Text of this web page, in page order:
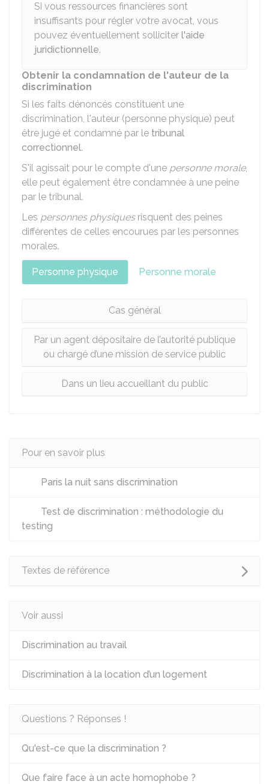
Si vous ressources financières sont
insuffisants pour régler votre avocat, vous
pouvez éventuellement solliciter l'aide
juridictionnelle.
Obtenir la condamnation de l'auteur de la
discrimination
Si les faits dénoncés constituent une
discrimination, l'auteur (personne physique) peut
être jugé et condamné par le tribunal
correctionnel.
S'il agissait pour le compte d'une personne morale,
elle peut également être condamnée à une peine
par le tribunal.
Les personnes physiquesrisquent des peines
différentes de celles encourues par les personnes
morales.
Personne physique Personne morale
Cas général
Par un agent dépositaire de l’autorité publique
ou chargé d’une mission de service public
Dans un lieu accueillant du public
Pour en savoir plus
Paris la nuit sans discrimination
Test de discrimination : méthodologie du
testing
Textes de référence
Voir aussi
Discrimination au travail
Discrimination à la location d’un logement
Questions ? Réponses !
Qu'est-ce que la discrimination ?
Que faire face à un acte homophobe ?